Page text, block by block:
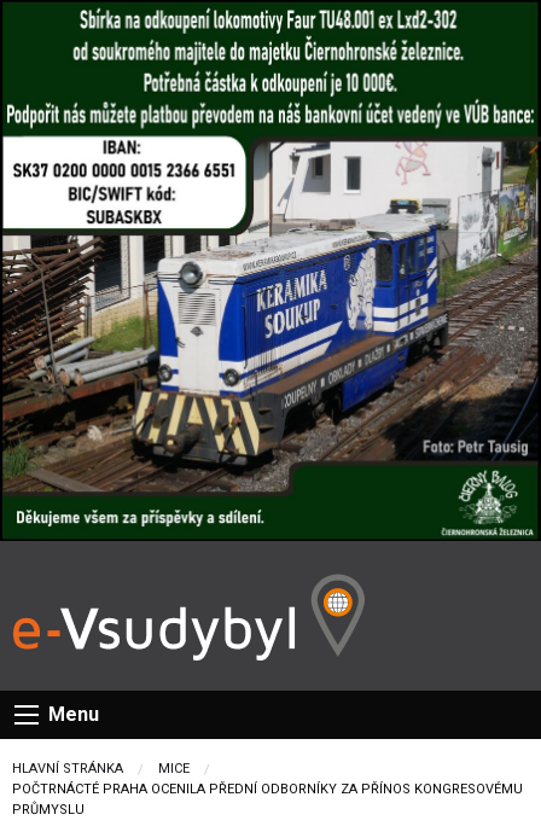
Menu
HLAVNÍ STRÁNKA
MICE
CURRENT:
POČTRNÁCTÉ PRAHA OCENILA PŘEDNÍ ODBORNÍKY ZA PŘÍNOS KONGRESOVÉMU
PRŮMYSLU